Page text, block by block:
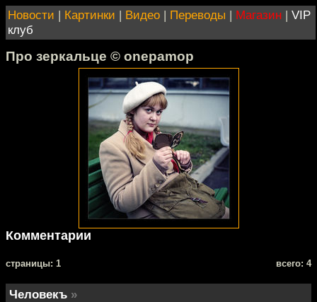
Новости | Картинки | Видео | Переводы | Магазин | VIP
клуб
Про зеркальце © onepamop
Комментарии
cтраницы: 1 всего: 4
Человекъ »